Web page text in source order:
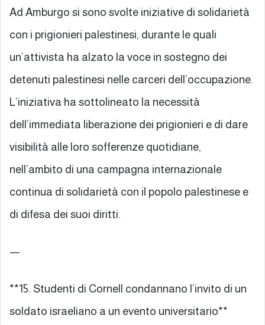
Ad Amburgo si sono svolte iniziative di solidarietà
con i prigionieri palestinesi, durante le quali
un’attivista ha alzato la voce in sostegno dei
detenuti palestinesi nelle carceri dell’occupazione.
L’iniziativa ha sottolineato la necessità
dell’immediata liberazione dei prigionieri e di dare
visibilità alle loro sofferenze quotidiane,
nell’ambito di una campagna internazionale
continua di solidarietà con il popolo palestinese e
di difesa dei suoi diritti.
—
**15. Studenti di Cornell condannano l’invito di un
soldato israeliano a un evento universitario**